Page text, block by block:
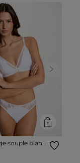
Next
souple blanc